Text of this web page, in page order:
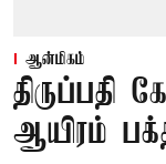
ஆன்மிகம்
திருப்பதி
ஆயிரம்